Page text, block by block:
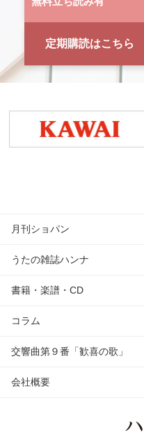
定期購読はこちら
月刊ショパン
うたの雑誌ハンナ
書籍・楽譜・CD
コラム
交響曲第９番「歓喜の歌」
会社概要